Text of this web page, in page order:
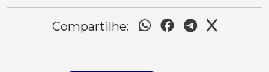
Compartilhe: